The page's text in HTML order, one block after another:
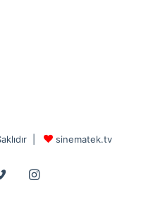
| sinematek.tv
VimeoInstagram